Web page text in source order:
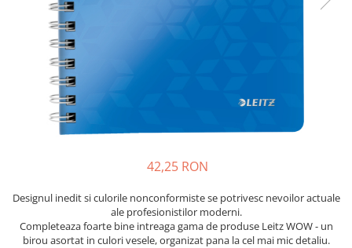
Caiete si blocnotesuri
Dosare, folii protectie si mape
Accesorii diverse pentru birou
Etichetare si ambalare
Arhivare si depozitare
Instrumente de scris
Pixuri cu gel
Stilouri
Seturi de scris Premium
42,25 RON
Designul inedit si culorile nonconformiste se potrivesc nevoilor actuale
ale profesionistilor moderni.
Completeaza foarte bine intreaga gama de produse Leitz WOW - un
birou asortat in culori vesele, organizat pana la cel mai mic detaliu.